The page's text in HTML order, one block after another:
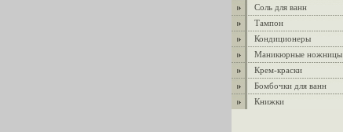
Соль для ванн
Тампон
Кондиционеры
Маникюрные ножницы
Крем-краски
Бомбочки для ванн
Книжки